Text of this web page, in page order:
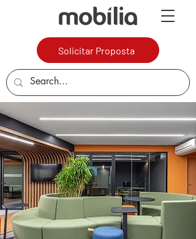
Solicitar Proposta